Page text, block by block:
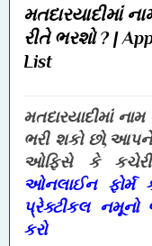
મતદારયાદીમાં
રીતે ભરશો ? |
List
મતદારયાદીમાં
ભરી શકો
ઓફિસે કે
ઓનલાઈન ફોર્મ
પ્રેક્ટીકલ
કરો